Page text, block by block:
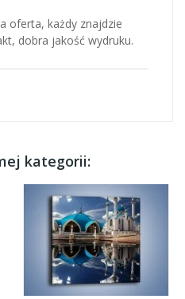
oferta, każdy znajdzie
dobra jakość wydruku.
kategorii: